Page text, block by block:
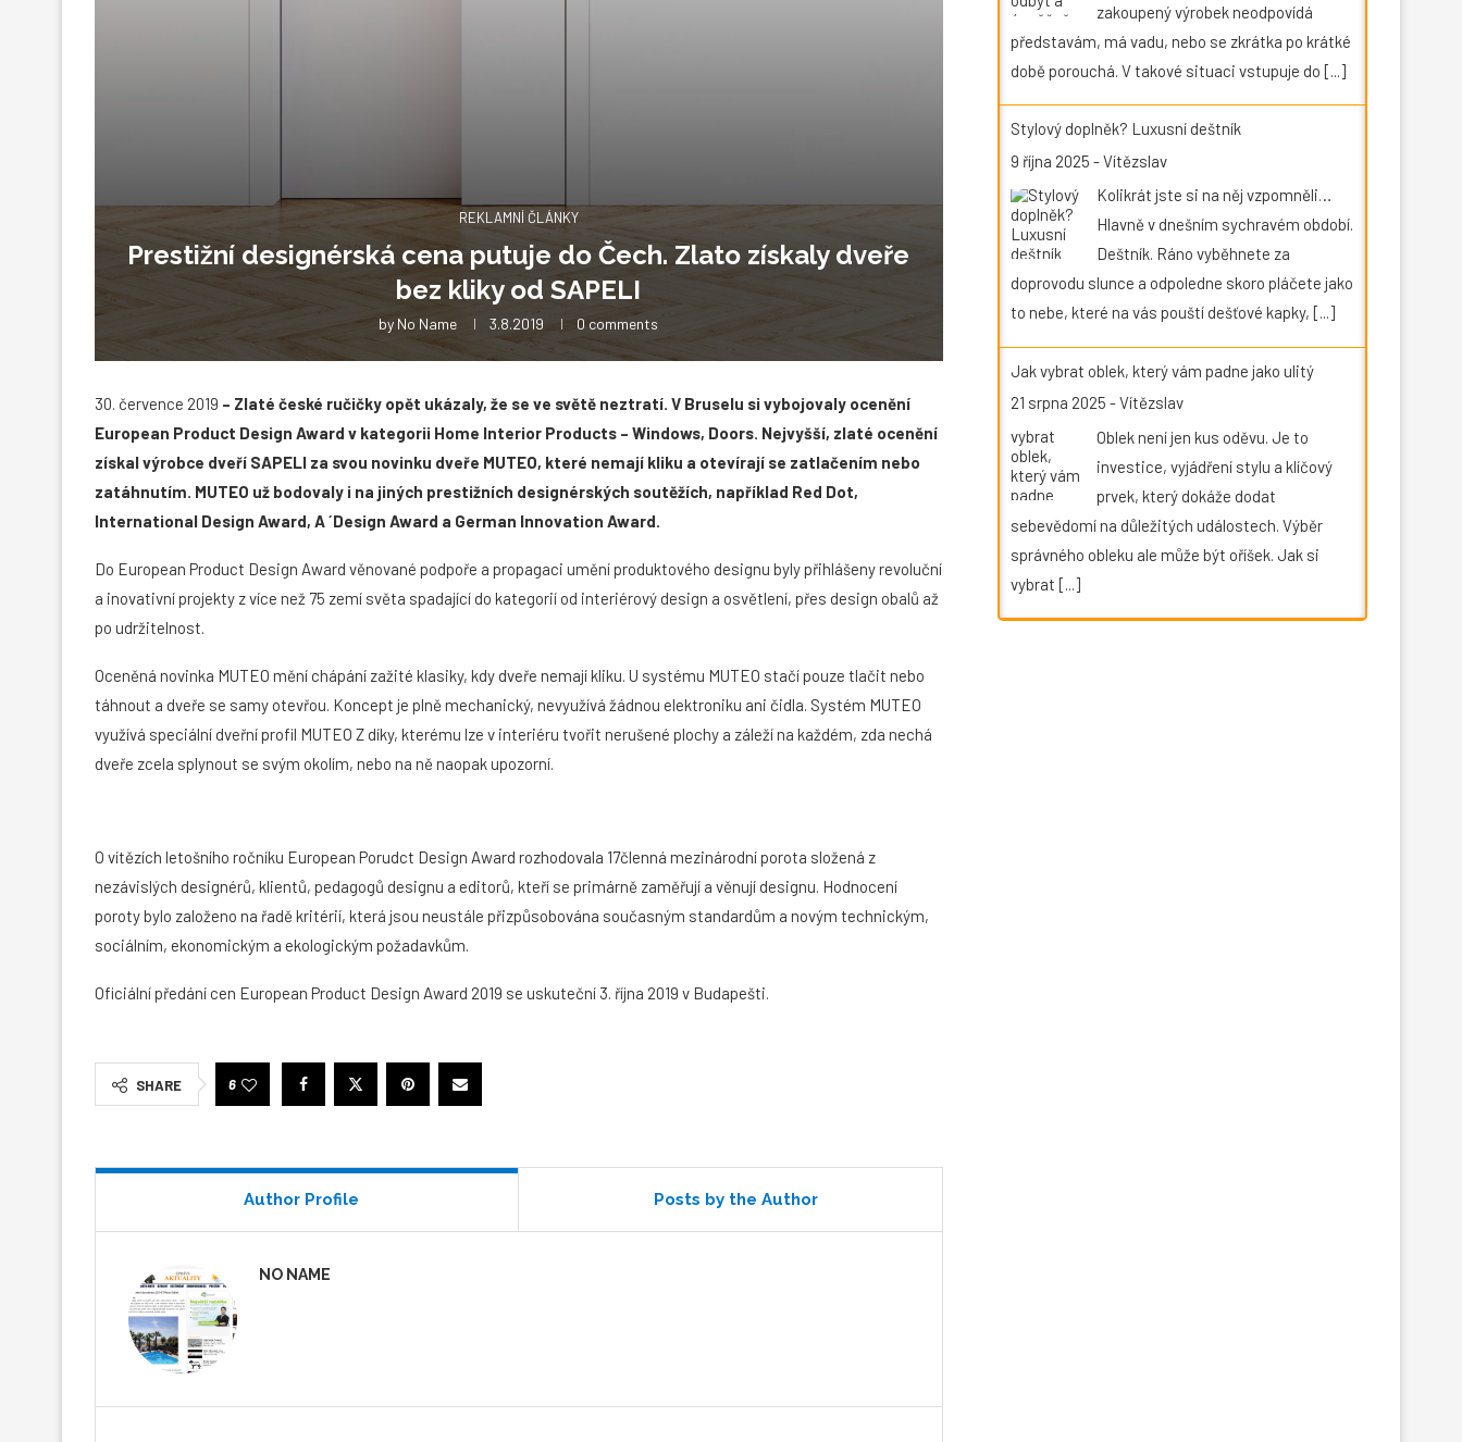
REKLAMNÍ ČLÁNKY
Prestižní designérská cena putuje do Čech. Zlato získaly dveře
bez kliky od SAPELI
by No Name 3.8.2019 0 comments
30. července 2019 – Zlaté české ručičky opět ukázaly, že se ve světě neztratí. V Bruselu si vybojovaly ocenění
European Product Design Award v kategorii Home Interior Products – Windows, Doors. Nejvyšší, zlaté ocenění
získal výrobce dveří SAPELI za svou novinku dveře MUTEO, které nemají kliku a otevírají se zatlačením nebo
zatáhnutím. MUTEO už bodovaly i na jiných prestižních designérských soutěžích, například Red Dot,
International Design Award, A ´Design Award a German Innovation Award.
Do European Product Design Award věnované podpoře a propagaci umění produktového designu byly přihlášeny revoluční
a inovativní projekty z více než 75 zemí světa spadající do kategorií od interiérový design a osvětlení, přes design obalů až
po udržitelnost.
Oceněná novinka MUTEO mění chápání zažité klasiky, kdy dveře nemají kliku. U systému MUTEO stačí pouze tlačit nebo
táhnout a dveře se samy otevřou. Koncept je plně mechanický, nevyužívá žádnou elektroniku ani čidla. Systém MUTEO
využívá speciální dveřní profil MUTEO Z díky, kterému lze v interiéru tvořit nerušené plochy a záleží na každém, zda nechá
dveře zcela splynout se svým okolím, nebo na ně naopak upozorní.
O vítězích letošního ročníku European Porudct Design Award rozhodovala 17členná mezinárodní porota složená z
nezávislých designérů, klientů, pedagogů designu a editorů, kteří se primárně zaměřují a věnují designu. Hodnocení
poroty bylo založeno na řadě kritérií, která jsou neustále přizpůsobována současným standardům a novým technickým,
sociálním, ekonomickým a ekologickým požadavkům.
Oficiální předání cen European Product Design Award 2019 se uskuteční 3. října 2019 v Budapešti.
SHARE 6
Author Profile Posts by the Author
NO NAME
zakoupený výrobek neodpovídá
představám, má vadu, nebo se zkrátka po krátké
době porouchá. V takové situaci vstupuje do [...]
Stylový doplněk? Luxusní deštník
9 října 2025 -Vítězslav
Kolikrát jste si na něj vzpomněli…
Hlavně v dnešním sychravém období.
Deštník. Ráno vyběhnete za
doprovodu slunce a odpoledne skoro pláčete jako
to nebe, které na vás pouští dešťové kapky, [...]
Jak vybrat oblek, který vám padne jako ulitý
21 srpna 2025 -Vítězslav
Oblek není jen kus oděvu. Je to
investice, vyjádření stylu a klíčový
prvek, který dokáže dodat
sebevědomí na důležitých událostech. Výběr
správného obleku ale může být oříšek. Jak si
vybrat [...]